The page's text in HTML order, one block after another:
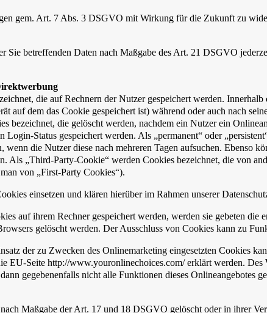
gem. Art. 7 Abs. 3 DSGVO mit Wirkung für die Zukunft zu
Sie betreffenden Daten nach Maßgabe des Art. 21 DSGVO
die auf Rechnern der Nutzer gespeichert werden.
auf dem das Cookie gespeichert ist) während oder auch nach
bezeichnet, die gelöscht werden, nachdem ein Nutzer ein
Status gespeichert werden. Als „permanent“ oder
die Nutzer diese nach mehreren Tagen aufsuchen. Ebenso
Als „Third-Party-Cookie“ werden Cookies bezeichnet, die von
von „First-Party Cookies“).
einsetzen und klären hierüber im Rahmen unserer
auf ihrem Rechner gespeichert werden, werden sie gebeten
gelöscht werden. Der Ausschluss von Cookies kann zu
der zu Zwecken des Onlinemarketing eingesetzten Cookies
EU-Seite http://www.youronlinechoices.com/ erklärt werden.
gegebenenfalls nicht alle Funktionen dieses Onlineangebotes
Maßgabe der Art. 17 und 18 DSGVO gelöscht oder in ihrer